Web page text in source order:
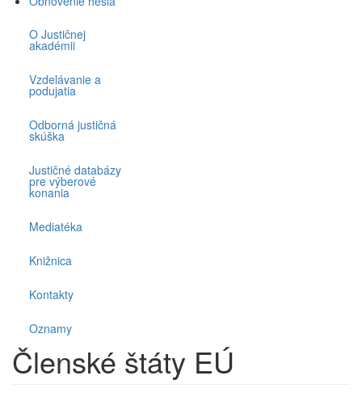
O Justičnej
akadémii
Vzdelávanie a
podujatia
Odborná justičná
skúška
Justičné databázy
pre výberové
konania
Mediatéka
Knižnica
Kontakty
Oznamy
Členské štáty EÚ